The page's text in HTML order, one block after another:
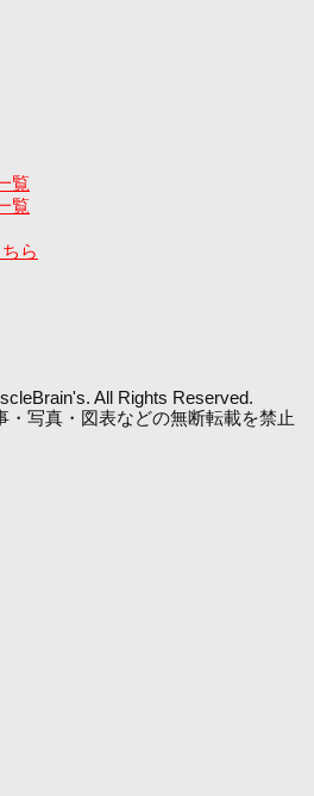
覧
覧
ら
All Rights Reserved.
・写真・図表などの無断転載を禁止